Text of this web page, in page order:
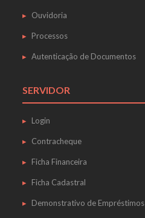
Ouvidoria
Processos
Autenticação de Documentos
SERVIDOR
Login
Contracheque
Ficha Financeira
Ficha Cadastral
Demonstrativo de Empréstimos